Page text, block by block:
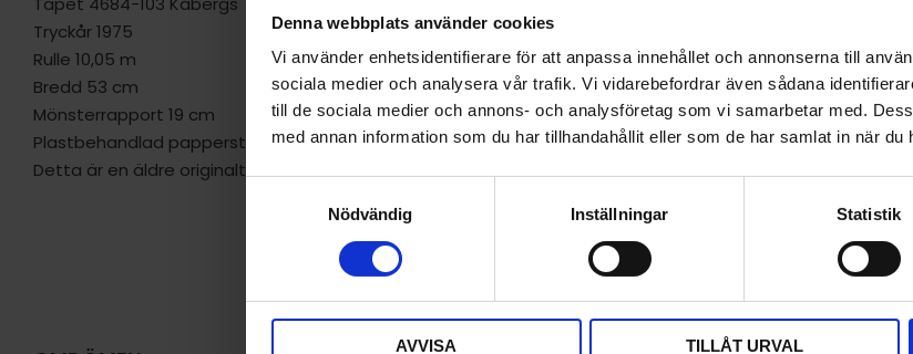
Denna webbplats använder cookies
Vi använder enhetsidentifierare för att anpassa innehållet och annonserna till
sociala medier och analysera vår trafik. Vi vidarebefordrar även sådana
till de sociala medier och annons- och analysföretag som vi samarbetar med.
med annan information som du har tillhandahållit eller som de har samlat in när du
Nödvändig Inställningar Statistik
AVVISA TILLÅT URVAL
Tryckår 1975
Rulle 10,05 m
Bredd 53 cm
Mönsterrapport 19 cm
Plastbehandlad papperstapet/tvättbar
Detta är en äldre originaltapet
c
e
b
i
t
t
n
k
e
n
t